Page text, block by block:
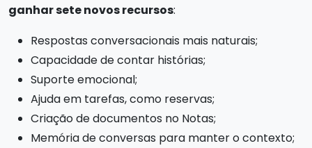
ganhar sete novos recursos:
Respostas conversacionais mais naturais;
Capacidade de contar histórias;
Suporte emocional;
Ajuda em tarefas, como reservas;
Criação de documentos no Notas;
Memória de conversas para manter o contexto;